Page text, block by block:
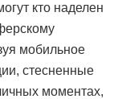
кто наделен
мобильное
стесненные
моментах,